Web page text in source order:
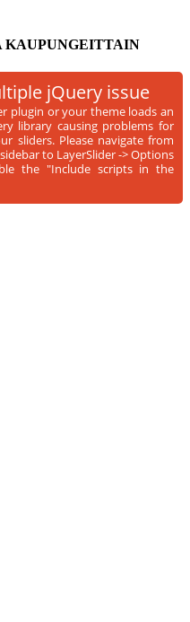
KAUPUNGEITTAIN
jQuery issue
plugin or your theme loads an
library causing problems for
sliders. Please navigate from
to LayerSlider -> Options
the "Include scripts in the